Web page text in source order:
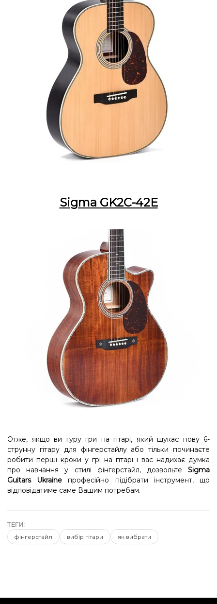
Sigma GK2C-42E
Отже, якщо ви гуру гри на гітарі, який шукає нову 6-
струнну гітару для фінгерстайлу або тільки починаєте
робити перші кроки у грі на гітарі і вас надихає думка
про навчання у стилі фінгерстайл, дозвольте Sigma
Guitars Ukraine професійно підібрати інструмент, що
відповідатиме саме Вашим потребам.
ТЕГИ:
фінгерстайл
вибір гітари як вибрати